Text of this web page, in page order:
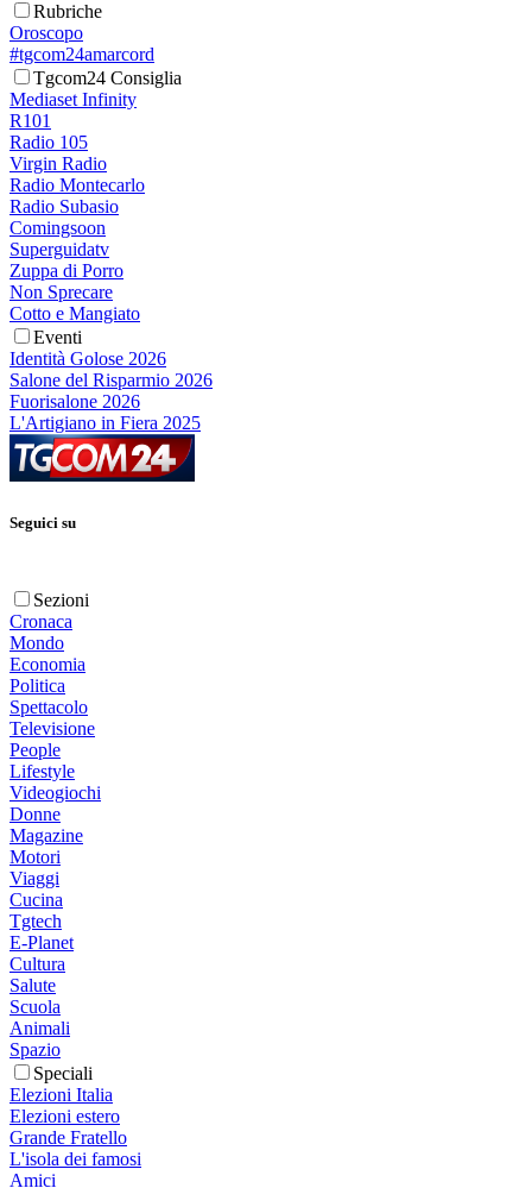
Rubriche
Oroscopo
#tgcom24amarcord
Tgcom24 Consiglia
Mediaset Infinity
R101
Radio 105
Virgin Radio
Radio Montecarlo
Radio Subasio
Comingsoon
Superguidatv
Zuppa di Porro
Non Sprecare
Cotto e Mangiato
Eventi
Identità Golose 2026
Salone del Risparmio 2026
Fuorisalone 2026
L'Artigiano in Fiera 2025
Seguici su
Sezioni
Cronaca
Mondo
Economia
Politica
Spettacolo
Televisione
People
Lifestyle
Videogiochi
Donne
Magazine
Motori
Viaggi
Cucina
Tgtech
E-Planet
Cultura
Salute
Scuola
Animali
Spazio
Speciali
Elezioni Italia
Elezioni estero
Grande Fratello
L'isola dei famosi
Amici